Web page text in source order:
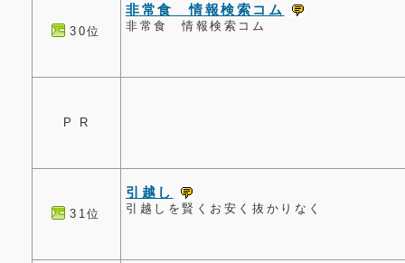
30位
非常食 情報検索コム
非常食 情報検索コム
P R
31位
引越し
引越しを賢くお安く抜かりなく